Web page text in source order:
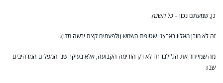
כן, שמעתם נכון –כל השנה.
זה לא מובן מאליו בארצנו שטופת השמש (ולפעמים קצת יבשה מדי).
מה שמייחד את הג'ילבון זה לא רק הזרימה הקבועה, אלא בעיקר שני המפלים המרהיבים
שבו: